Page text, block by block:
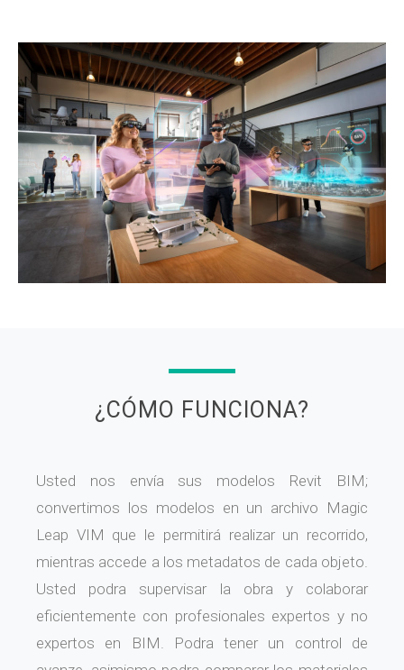
¿CÓMO FUNCIONA?
Usted nos envía sus modelos Revit BIM;
convertimos los modelos en un archivo Magic
Leap VIM que le permitirá realizar un recorrido,
mientras accede a los metadatos de cada objeto.
Usted podra supervisar la obra y colaborar
eficientemente con profesionales expertos y no
expertos en BIM. Podra tener un control de